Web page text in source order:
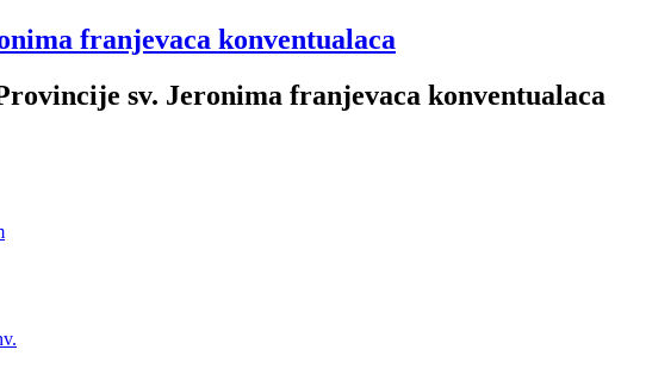
franjevaca konventualaca
sv. Jeronima franjevaca konventualaca